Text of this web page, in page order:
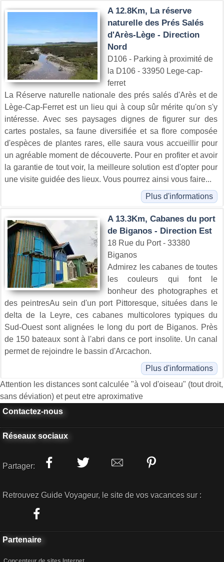
A 12.8Km, La réserve
naturelle des Prés Salés
d'Arès-Lège - Direction
Nord
D106 - Parking à proximité de
la D106 - 33950 Lege-cap-
ferret
La Réserve naturelle nationale des prés salés d'Arès et de
Lège-Cap-Ferret est un lieu qui à coup sûr mérite qu'on s'y
intéresse. Avec ses paysages dignes de figurer sur des
cartes postales, sa faune diversifiée et sa flore composée
d'espèces de plantes rares, elle saura vous accueillir pour
un agréable moment de découverte. Pour en profiter et avoir
la garantie de tout voir, la meilleure solution est d'opter pour
une visite guidée des lieux. Vous pourrez ainsi vous faire...
Plus d'informations
A 13.3Km, Cabanes du port
de Biganos - Direction Est
18 Rue du Port - 33380
Biganos
Admirez les cabanes de toutes
les couleurs qui font le
bonheur des photographes et
des peintresAu sein d'un port Pittoresque, situées dans le
delta de la Leyre, ces cabanes multicolores typiques du
Sud-Ouest sont alignées le long du port de Biganos. Près
de 150 bateaux sont à l'abri dans ce port insolite. Un canal
permet de rejoindre le bassin d'Arcachon.
Plus d'informations
Attention les distances sont calculée "à vol d'oiseau" (tout droit,
sans déviation) et peut etre aproximative
Contactez-nous
Réseaux sociaux
Partager:
Retrouvez Guide Voyageur, le site de vos vacances sur :
Partenaire